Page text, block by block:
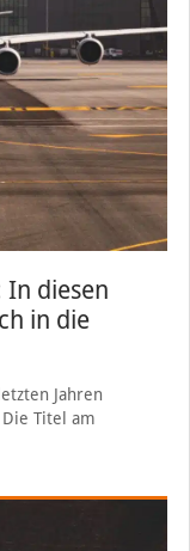
In diesen
in die
Jahren
Titel am